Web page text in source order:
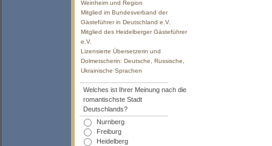
Weinheim und Region
Mitglied im Bundesverband der
Gästeführer in Deutschland e.V.
Mitglied des Heidelberger Gästeführer
e.V.
Lizensierte Übersetzerin und
Dolmetscherin: Deutsche, Russische,
Ukrainische Sprachen
Welches ist Ihrer Meinung nach die
romantischste Stadt
Deutschlands?
Nurnberg
Freiburg
Heidelberg